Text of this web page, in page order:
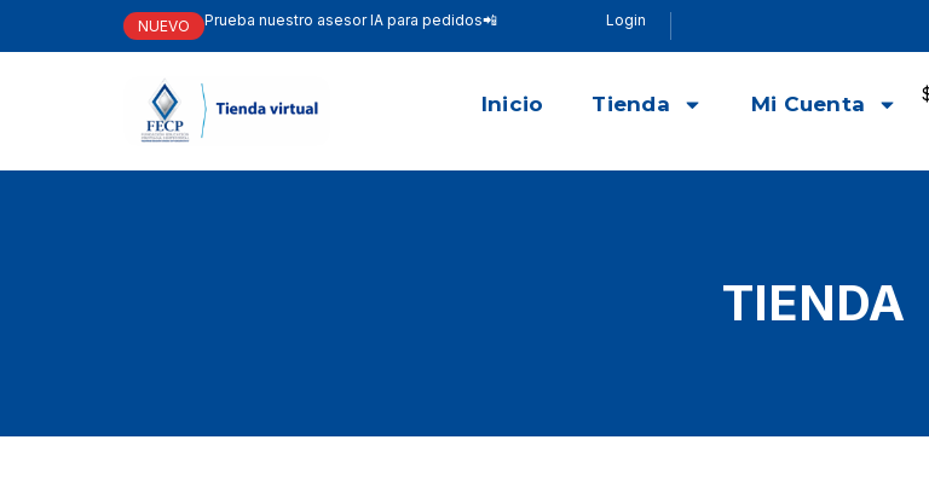
NUEVO Prueba nuestro asesor IA para pedidos📲 Login
Inicio Tienda Mi Cuenta
TIENDA